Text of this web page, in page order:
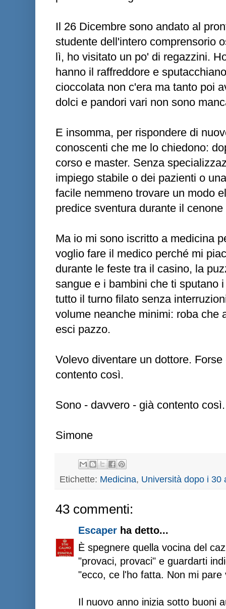
Il 26 Dicembre sono andato al
studente dell'intero comprensorio
lì, ho visitato un po' di regazzini.
hanno il raffreddore e
cioccolata non c'era ma tanto poi
dolci e pandori vari non sono
E insomma, per rispondere di
conoscenti che me lo chiedono:
corso e master. Senza
impiego stabile o dei pazienti o
facile nemmeno trovare un modo
predice sventura durante il
Ma io mi sono iscritto a medicina
voglio fare il medico perché mi
durante le feste tra il casino, la
sangue e i bambini che ti sputano
tutto il turno filato senza
volume neanche minimi: roba che
esci pazzo.
Volevo diventare un dottore.
contento così.
Sono - davvero - già contento così.
Simone
Etichette: Medicina, Università dopo i 30
43 commenti:
Escaper ha detto...
È spegnere quella vocina del
"provaci, provaci" e guardarti
"ecco, ce l'ho fatta. Non mi pare
Il nuovo anno inizia sotto buoni